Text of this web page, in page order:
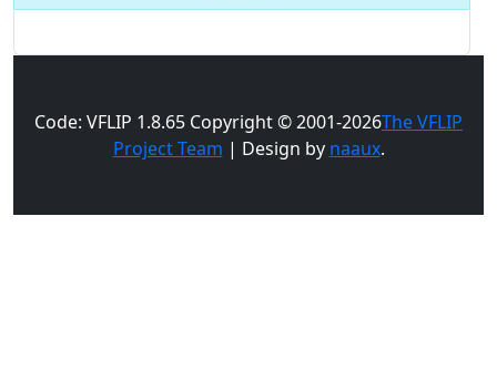
Code: VFLIP 1.8.65 Copyright © 2001-2026The VFLIP
Project Team | Design by naaux.